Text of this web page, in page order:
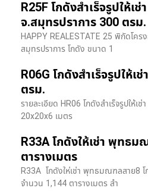
R25F โกดังสำเร็จรูปให้
จ.สมุทรปราการ 300 ตรม.
HAPPY REALESTATE 25 พิกัดโคร
สมุทรปราการ โกดัง ขนาด 1
R06G โกดังสำเร็จรูปให้เ
ตรม.
รายละเอียด HR06 โกดังสำเร็จรูปให้
20x20x6 เมตร
R33A โกดังให้เช่า พุทธ
ตารางเมตร
R33A โกดังให่เช่า พุทธมณฑลสาย8
จำนวน 1,144 ตารางเมตร สำ